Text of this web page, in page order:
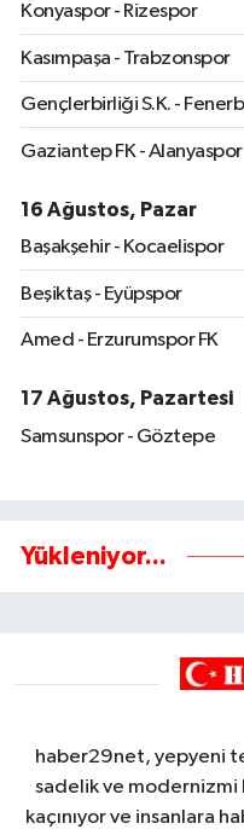
Konyaspor - Rizespor
Kasımpaşa - Trabzonspor
Gençlerbirliği S.K. -
Gaziantep FK - Alanyaspor
16 Ağustos, Pazar
Başakşehir - Kocaelispor
Beşiktaş - Eyüpspor
Amed - Erzurumspor FK
17 Ağustos, Pazartesi
Samsunspor - Göztepe
Yükleniyor...
haber29net, yepyeni
sadelik ve
kaçınıyor ve insanlara